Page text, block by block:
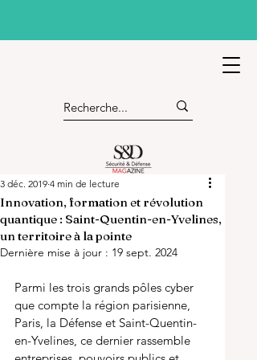
Innovation, formation et révolution
quantique : Saint-Quentin-en-Yvelines,
un territoire à la pointe
3 déc. 2019 4 min de lecture
Dernière mise à jour : 19 sept. 2024
Parmi les trois grands pôles cyber
que compte la région parisienne,
Paris, la Défense et Saint-Quentin-
en-Yvelines, ce dernier rassemble